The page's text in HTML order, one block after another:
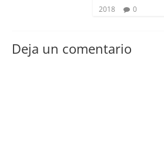
2018
0
Deja un comentario